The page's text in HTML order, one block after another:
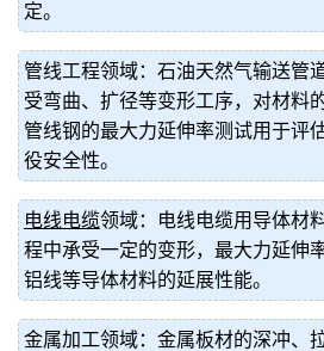
定。
管线工程领域：石油天然气输送管
受弯曲、扩径等变形工序，对材料
管线钢的最大力延伸率测试用于评
役安全性。
电线电缆领域：电线电缆用导体材
程中承受一定的变形，最大力延伸
铝线等导体材料的延展性能。
金属加工领域：金属板材的深冲、